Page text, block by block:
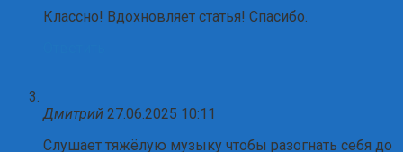
Классно! Вдохновляет статья! Спасибо.
Дмитрий 27.06.2025 10:11
Слушает тяжёлую музыку чтобы разогнать себя до